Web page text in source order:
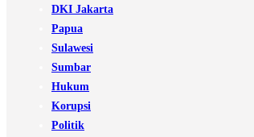
DKI Jakarta
Papua
Sulawesi
Sumbar
Hukum
Korupsi
Politik